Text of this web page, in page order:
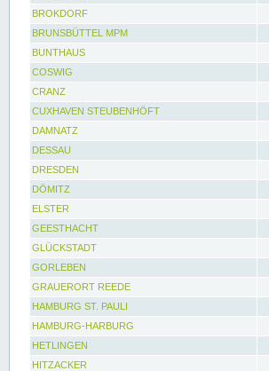
BROKDORF
BRUNSBÜTTEL MPM
BUNTHAUS
COSWIG
CRANZ
CUXHAVEN STEUBENHÖFT
DAMNATZ
DESSAU
DRESDEN
DÖMITZ
ELSTER
GEESTHACHT
GLÜCKSTADT
GORLEBEN
GRAUERORT REEDE
HAMBURG ST. PAULI
HAMBURG-HARBURG
HETLINGEN
HITZACKER